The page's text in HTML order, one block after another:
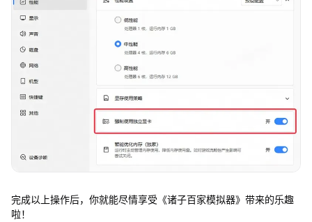
完成以上操作后，你就能尽情享受《诸子百家模拟器》带来的乐趣
啦！